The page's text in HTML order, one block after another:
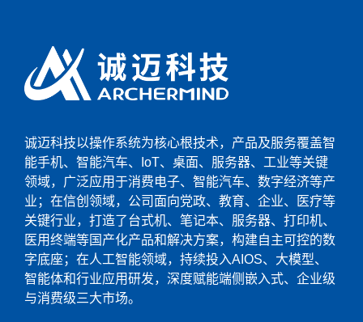
诚迈科技以操作系统为核心根技术，产品及服务覆盖智
能手机、智能汽车、IoT、桌面、服务器、工业等关键
领域，广泛应用于消费电子、智能汽车、数字经济等产
业；在信创领域，公司面向党政、教育、企业、医疗等
关键行业，打造了台式机、笔记本、服务器、打印机、
医用终端等国产化产品和解决方案，构建自主可控的数
字底座；在人工智能领域，持续投入AIOS、大模型、
智能体和行业应用研发，深度赋能端侧嵌入式、企业级
与消费级三大市场。